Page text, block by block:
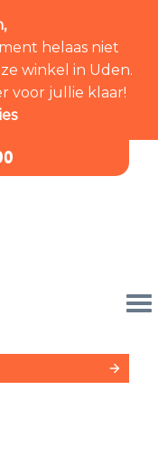
helaas niet
winkel in Uden.
voor jullie klaar!